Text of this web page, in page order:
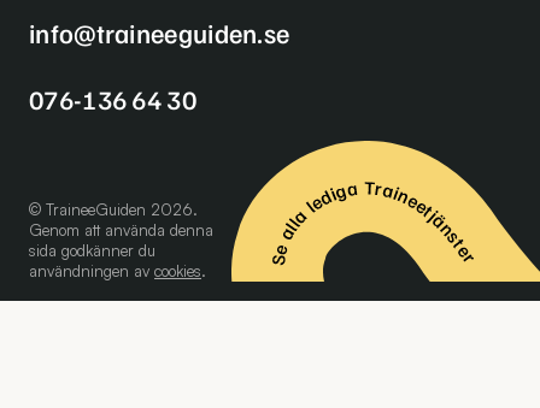
info@traineeguiden.se
076-136 64 30
© TraineeGuiden 2026.
Genom att använda denna
sida godkänner du
användningen av cookies.
Se alla lediga Traineetjänster